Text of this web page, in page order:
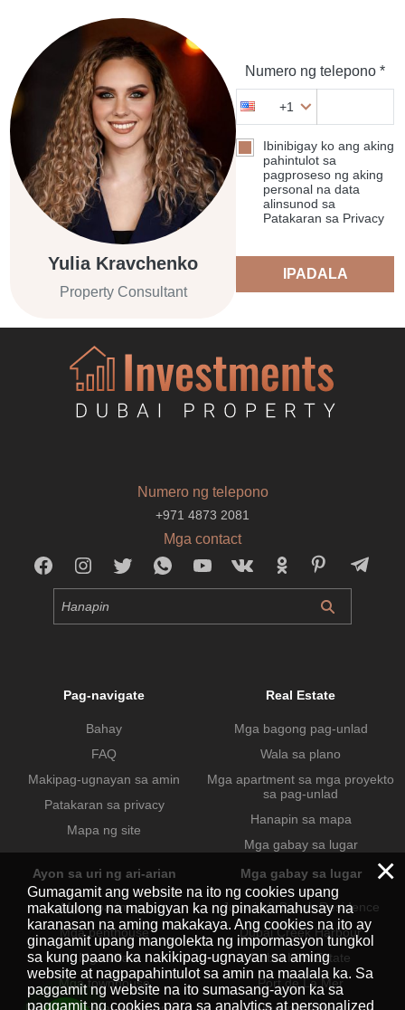
Yulia Kravchenko
Property Consultant
Numero ng telepono *
+1
Ibinibigay ko ang aking
pahintulot sa
pagproseso ng aking
personal na data
alinsunod sa
Patakaran sa Privacy
IPADALA
Numero ng telepono
+971 4873 2081
Mga contact
Pag-navigate
Bahay
FAQ
Makipag-ugnayan sa amin
Patakaran sa privacy
Mapa ng site
Real Estate
Mga bagong pag-unlad
Wala sa plano
Mga apartment sa mga proyekto
sa pag-unlad
Hanapin sa mapa
Mga gabay sa lugar
Ayon sa uri ng ari-arian
Mga apartment
Mga penthouse
Mga villa
Mga townhouse
Mga gabay sa lugar
Jumeirah Beach Residence
Dubai Creek Harbour
Dubai Hills Estate
Port de La Mer
×
Gumagamit ang website na ito ng cookies upang
makatulong na mabigyan ka ng pinakamahusay na
karanasan na aming makakaya. Ang cookies na ito ay
ginagamit upang mangolekta ng impormasyon tungkol
sa kung paano ka nakikipag-ugnayan sa aming
website at nagpapahintulot sa amin na maalala ka. Sa
paggamit ng website na ito sumasang-ayon ka sa
paggamit ng cookies para sa analytics at personalized